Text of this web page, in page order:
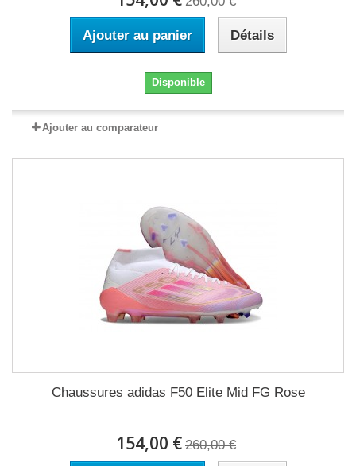
Ajouter au panier Détails
Disponible
Ajouter au comparateur
Chaussures adidas F50 Elite Mid FG Rose
154,00 € 260,00 €